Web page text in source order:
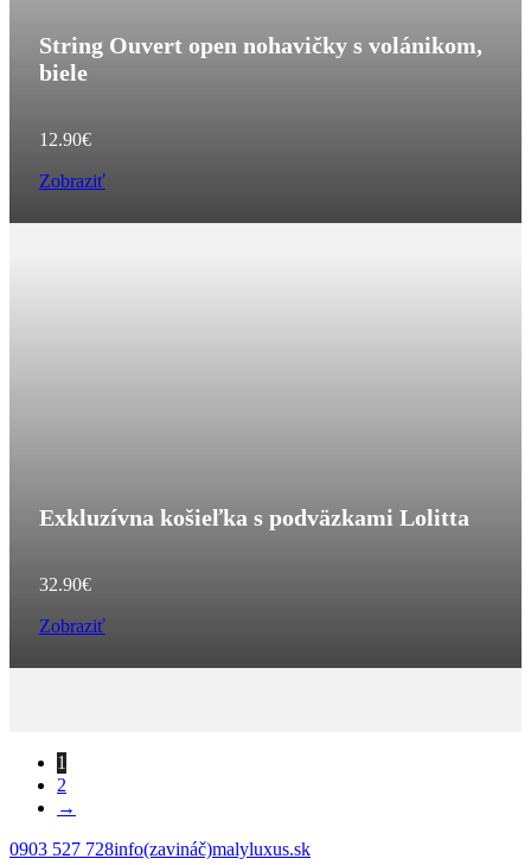
String Ouvert open nohavičky s volánikom,
biele
12.90€
Zobraziť
Exkluzívna košieľka s podväzkami Lolitta
32.90€
Zobraziť
1
2
→
0903 527 728info(zavináč)malyluxus.sk